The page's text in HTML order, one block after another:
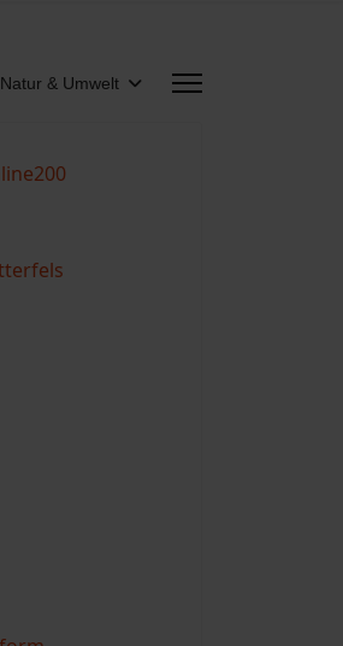
Natur & Umwelt